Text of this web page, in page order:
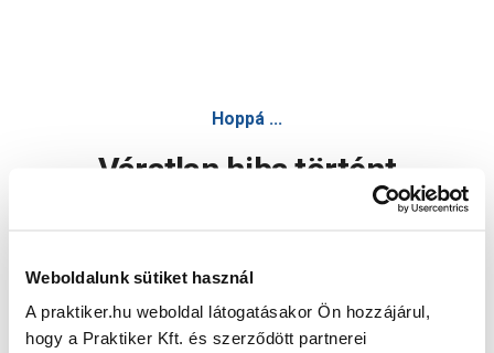
Weboldalunk sütiket használ
A praktiker.hu weboldal látogatásakor Ön hozzájárul,
hogy a Praktiker Kft. és szerződött partnerei
Hoppá ...
Váratlan hiba történt
Oldal újratöltése